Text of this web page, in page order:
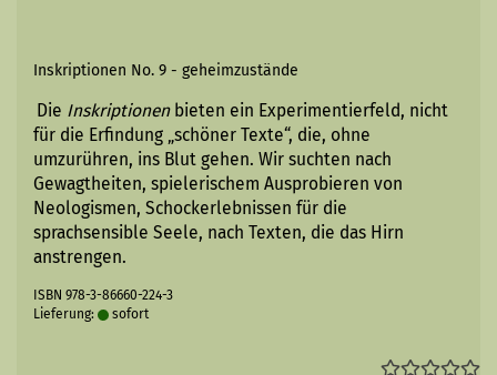
Inskriptionen No. 9 - geheimzustände
Die Inskriptionenbieten ein Experimentierfeld, nicht
für die Erfindung „schöner Texte“, die, ohne
umzurühren, ins Blut gehen. Wir suchten nach
Gewagtheiten, spielerischem Ausprobieren von
Neologismen, Schockerlebnissen für die
sprachsensible Seele, nach Texten, die das Hirn
anstrengen.
ISBN 978-3-86660-224-3
Lieferung:
sofort